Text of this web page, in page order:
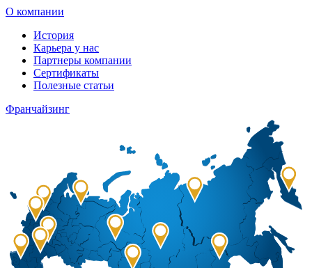
О компании
История
Карьера у нас
Партнеры компании
Сертификаты
Полезные статьи
Франчайзинг